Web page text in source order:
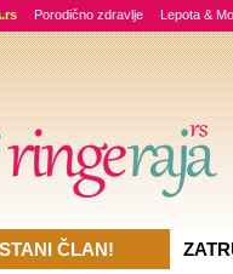
Porodično zdravlje Lepota &
ČLAN!